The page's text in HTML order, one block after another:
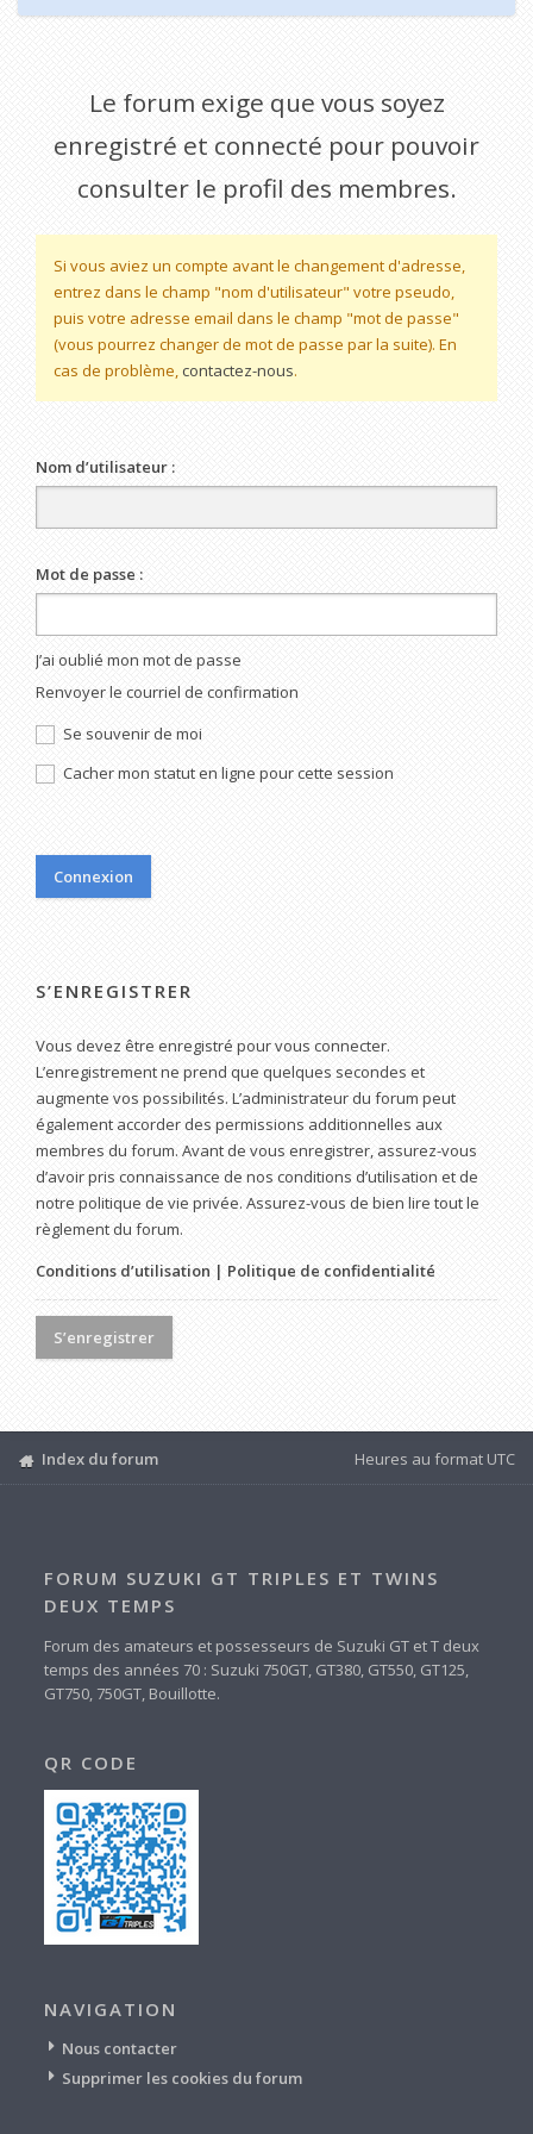
Le forum exige que vous soyez
enregistré et connecté pour pouvoir
consulter le profil des membres.
Si vous aviez un compte avant le changement d'adresse,
entrez dans le champ "nom d'utilisateur" votre pseudo,
puis votre adresse email dans le champ "mot de passe"
(vous pourrez changer de mot de passe par la suite). En
cas de problème, contactez-nous.
Nom d’utilisateur :
Mot de passe :
J’ai oublié mon mot de passe
Renvoyer le courriel de confirmation
Se souvenir de moi
Cacher mon statut en ligne pour cette session
S’ENREGISTRER
Vous devez être enregistré pour vous connecter.
L’enregistrement ne prend que quelques secondes et
augmente vos possibilités. L’administrateur du forum peut
également accorder des permissions additionnelles aux
membres du forum. Avant de vous enregistrer, assurez-vous
d’avoir pris connaissance de nos conditions d’utilisation et de
notre politique de vie privée. Assurez-vous de bien lire tout le
règlement du forum.
Conditions d’utilisation | Politique de confidentialité
S’enregistrer
Index du forum Heures au format UTC
FORUM SUZUKI GT TRIPLES ET TWINS
DEUX TEMPS
Forum des amateurs et possesseurs de Suzuki GT et T deux
temps des années 70 : Suzuki 750GT, GT380, GT550, GT125,
GT750, 750GT, Bouillotte.
QR CODE
NAVIGATION
Nous contacter
Supprimer les cookies du forum